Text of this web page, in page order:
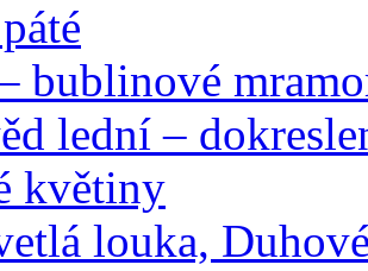
bublinové
lední –
květiny
louka,